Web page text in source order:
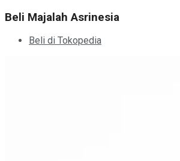
Beli Majalah Asrinesia
Beli di Tokopedia